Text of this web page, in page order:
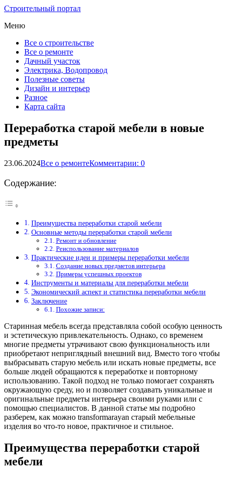
Строительный портал
Меню
Все о строительстве
Все о ремонте
Дачный участок
Электрика, Водопровод
Полезные советы
Дизайн и интерьер
Разное
Карта сайта
Переработка старой мебели в новые
предметы
23.06.2024Все о ремонтеКомментарии: 0
Содержание:
Преимущества переработки старой мебели
Основные методы переработки старой мебели
Ремонт и обновление
Реиспользование материалов
Практические идеи и примеры переработки мебели
Создание новых предметов интерьера
Примеры успешных проектов
Инструменты и материалы для переработки мебели
Экономический аспект и статистика переработки мебели
Заключение
Похожие записи:
Старинная мебель всегда представляла собой особую ценность
и эстетическую привлекательность. Однако, со временем
многие предметы утрачивают свою функциональность или
приобретают неприглядный внешний вид. Вместо того чтобы
выбрасывать старую мебель или искать новые предметы, все
больше людей обращаются к переработке и повторному
использованию. Такой подход не только помогает сохранять
окружающую среду, но и позволяет создавать уникальные и
оригинальные предметы интерьера своими руками или с
помощью специалистов. В данной статье мы подробно
разберем, как можно transformarayan старый мебельные
изделия во что-то новое, практичное и стильное.
Преимущества переработки старой
мебели